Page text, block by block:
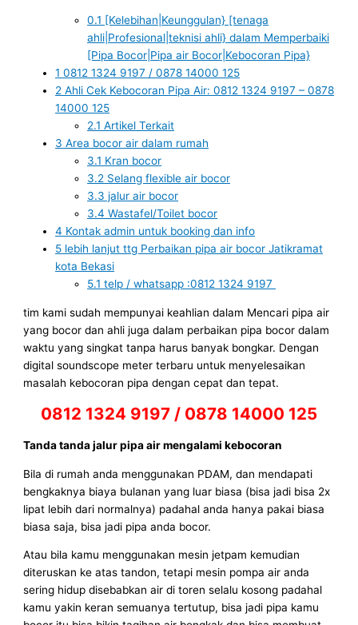
0.1 [Kelebihan|Keunggulan} [tenaga
ahli|Profesional|teknisi ahli} dalam Memperbaiki
[Pipa Bocor|Pipa air Bocor|Kebocoran Pipa}
1 0812 1324 9197 / 0878 14000 125
2 Ahli Cek Kebocoran Pipa Air: 0812 1324 9197 – 0878
14000 125
2.1 Artikel Terkait
3 Area bocor air dalam rumah
3.1 Kran bocor
3.2 Selang flexible air bocor
3.3 jalur air bocor
3.4 Wastafel/Toilet bocor
4 Kontak admin untuk booking dan info
5 lebih lanjut ttg Perbaikan pipa air bocor Jatikramat
kota Bekasi
5.1 telp / whatsapp :0812 1324 9197
tim kami sudah mempunyai keahlian dalam Mencari pipa air
yang bocor dan ahli juga dalam perbaikan pipa bocor dalam
waktu yang singkat tanpa harus banyak bongkar. Dengan
digital soundscope meter terbaru untuk menyelesaikan
masalah kebocoran pipa dengan cepat dan tepat.
0812 1324 9197 / 0878 14000 125
Tanda tanda jalur pipa air mengalami kebocoran
Bila di rumah anda menggunakan PDAM, dan mendapati
bengkaknya biaya bulanan yang luar biasa (bisa jadi bisa 2x
lipat lebih dari normalnya) padahal anda hanya pakai biasa
biasa saja, bisa jadi pipa anda bocor.
Atau bila kamu menggunakan mesin jetpam kemudian
diteruskan ke atas tandon, tetapi mesin pompa air anda
sering hidup disebabkan air di toren selalu kosong padahal
kamu yakin keran semuanya tertutup, bisa jadi pipa kamu